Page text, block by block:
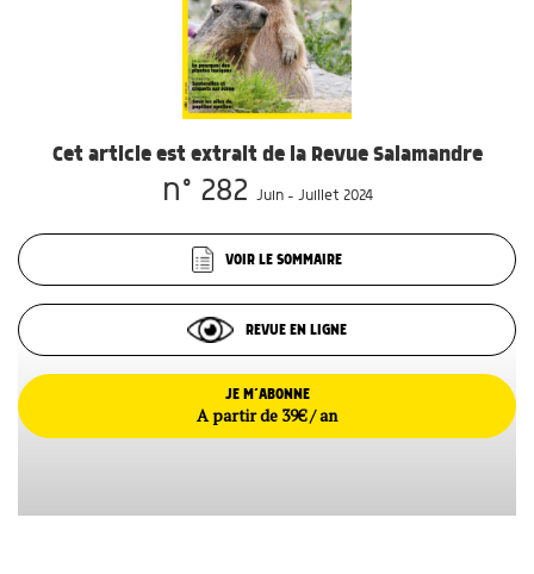
Cet article est extrait de la Revue Salamandre
n° 282 Juin - Juillet 2024
VOIR LE SOMMAIRE
REVUE EN LIGNE
JE M’ABONNE
A partir de 39€ / an